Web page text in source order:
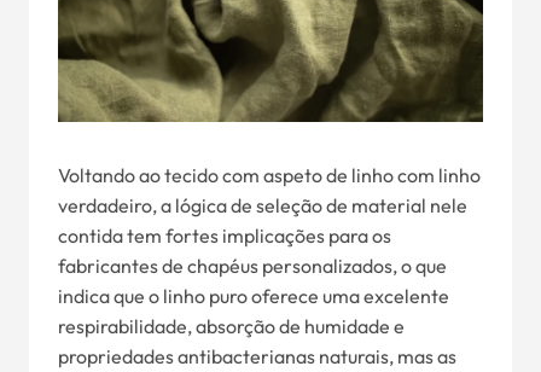
Voltando ao tecido com aspeto de linho com linho
verdadeiro, a lógica de seleção de material nele
contida tem fortes implicações para os
fabricantes de chapéus personalizados, o que
indica que o linho puro oferece uma excelente
respirabilidade, absorção de humidade e
propriedades antibacterianas naturais, mas as